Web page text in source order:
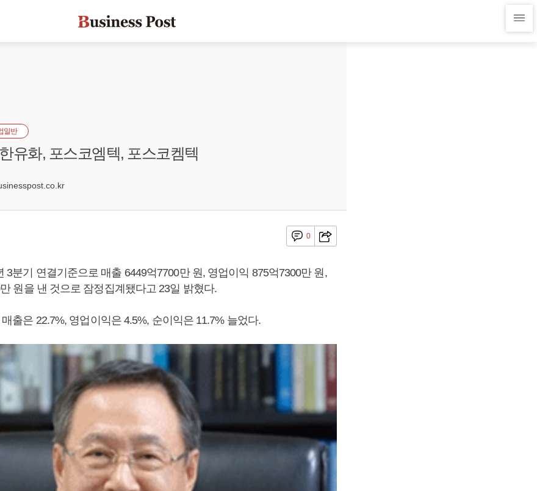
일반
유화, 포스코엠텍, 포스코켐텍
0
3분기 연결기준으로 매출 6449억7700만 원, 영업이익 875억7300만 원,
원을 낸 것으로 잠정집계됐다고 23일 밝혔다.
출은 22.7%, 영업이익은 4.5%, 순이익은 11.7% 늘었다.